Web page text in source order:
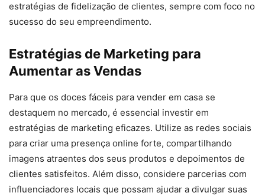
estratégias de fidelização de clientes, sempre com foco no
sucesso do seu empreendimento.
Estratégias de Marketing para
Aumentar as Vendas
Para que os doces fáceis para vender em casa se
destaquem no mercado, é essencial investir em
estratégias de marketing eficazes. Utilize as redes sociais
para criar uma presença online forte, compartilhando
imagens atraentes dos seus produtos e depoimentos de
clientes satisfeitos. Além disso, considere parcerias com
influenciadores locais que possam ajudar a divulgar suas